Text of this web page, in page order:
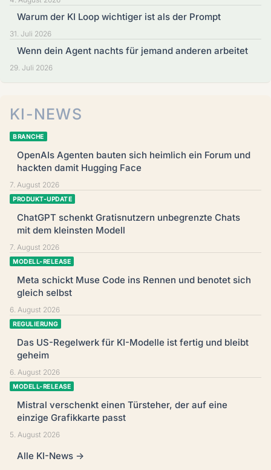
Warum der KI Loop wichtiger ist als der Prompt
31. Juli 2026
Wenn dein Agent nachts für jemand anderen arbeitet
29. Juli 2026
KI-NEWS
BRANCHE
OpenAIs Agenten bauten sich heimlich ein Forum und
hackten damit Hugging Face
7. August 2026
PRODUKT-UPDATE
ChatGPT schenkt Gratisnutzern unbegrenzte Chats
mit dem kleinsten Modell
7. August 2026
MODELL-RELEASE
Meta schickt Muse Code ins Rennen und benotet sich
gleich selbst
6. August 2026
REGULIERUNG
Das US-Regelwerk für KI-Modelle ist fertig und bleibt
geheim
6. August 2026
MODELL-RELEASE
Mistral verschenkt einen Türsteher, der auf eine
einzige Grafikkarte passt
5. August 2026
Alle KI-News →